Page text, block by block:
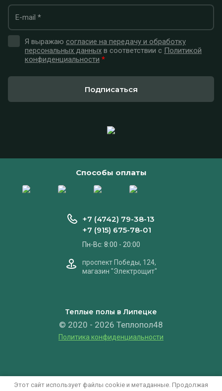
Я выражаю согласие на передачу и обработку
персональных данных в соответствии с Политикой
конфиденциальности *
Подписаться
Способы оплаты
Теплые полы в Липецке
© 2020 - 2026 Теплопол48
Политика конфиденциальности
+7 (4742) 79-38-13
+7 (915) 675-78-01
Пн-Вс: 8:00 - 20:00
проспект Победы, 124,
магазин "Электрощит"
Этот сайт использует файлы cookie и метаданные. Продолжая